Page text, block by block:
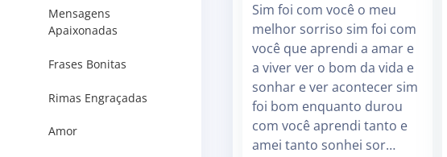
Mensagens
Apaixonadas
Frases Bonitas
Rimas Engraçadas
Amor
Sim foi com você o meu
melhor sorriso sim foi com
você que aprendi a amar e
a viver ver o bom da vida e
sonhar e ver acontecer sim
foi bom enquanto durou
com você aprendi tanto e
amei tanto sonhei sor…